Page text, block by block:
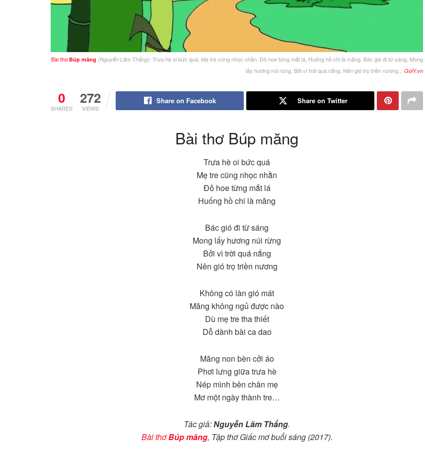
Bài thơBúp măng (Nguyễn Lãm Thắng): Trưa hè oi bức quá, Mẹ tre cũng nhọc nhằn, Đỏ hoe từng mắt lá, Huống hồ chi là măng. Bác gió đi từ sáng, Mong
lấy hương núi rừng, Bởi vì trời quá nắng, Nên gió trọ triền nương... GoiY.vn
0
SHARES
272
VIEWS
Share on Facebook Share on Twitter
Bài thơ Búp măng
Trưa hè oi bức quá
Mẹ tre cũng nhọc nhằn
Đỏ hoe từng mắt lá
Huống hồ chi là măng
Bác gió đi từ sáng
Mong lấy hương núi rừng
Bởi vì trời quá nắng
Nên gió trọ triền nương
Không có làn gió mát
Măng không ngủ được nào
Dù mẹ tre tha thiết
Dỗ dành bài ca dao
Măng non bèn cởi áo
Phơi lưng giữa trưa hè
Nép mình bên chân mẹ
Mơ một ngày thành tre…
Tác giả:Nguyễn Lãm Thắng.
Bài thơBúp măng, Tập thơ Giấc mơ buổi sáng (2017).